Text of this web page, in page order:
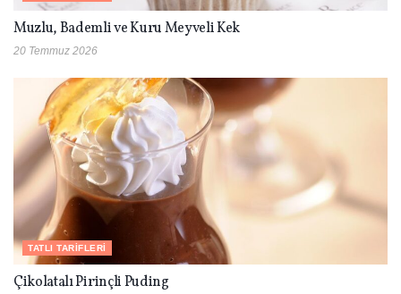
Muzlu, Bademli ve Kuru Meyveli Kek
20 Temmuz 2026
TATLI TARIFLERI
Çikolatalı Pirinçli Puding